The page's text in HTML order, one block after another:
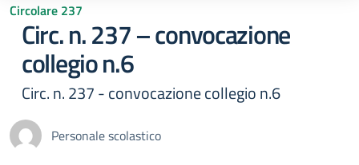
Circolare 237
Circ. n. 237 – convocazione
collegio n.6
Circ. n. 237 - convocazione collegio n.6
Personale scolastico